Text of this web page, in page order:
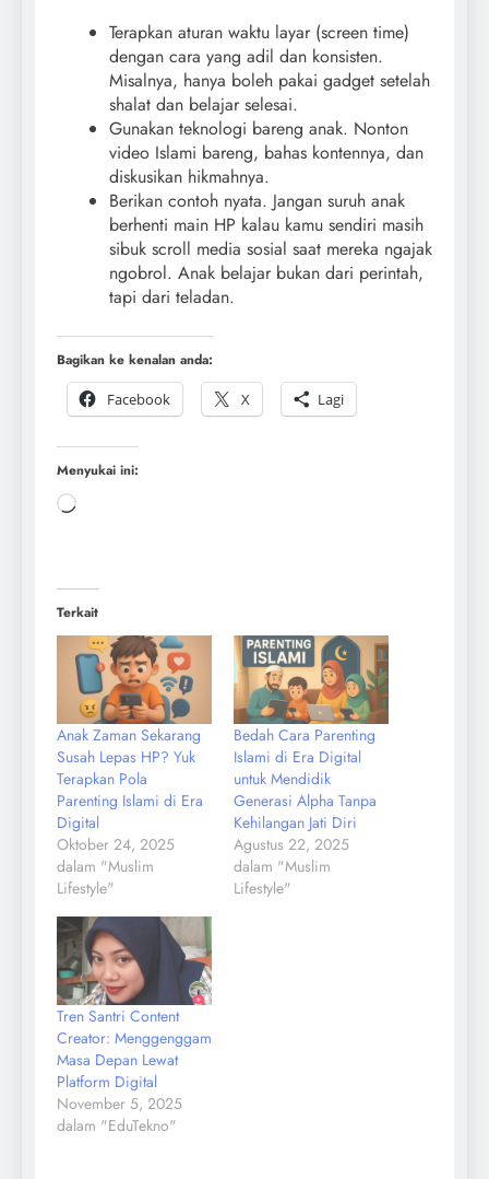
Terapkan aturan waktu layar (screen time)
dengan cara yang adil dan konsisten.
Misalnya, hanya boleh pakai gadget setelah
shalat dan belajar selesai.
Gunakan teknologi bareng anak. Nonton
video Islami bareng, bahas kontennya, dan
diskusikan hikmahnya.
Berikan contoh nyata. Jangan suruh anak
berhenti main HP kalau kamu sendiri masih
sibuk scroll media sosial saat mereka ngajak
ngobrol. Anak belajar bukan dari perintah,
tapi dari teladan.
Bagikan ke kenalan anda:
Facebook
X Lagi
Menyukai ini:
Terkait
Anak Zaman Sekarang
Susah Lepas HP? Yuk
Terapkan Pola
Parenting Islami di Era
Digital
Oktober 24, 2025
dalam "Muslim
Lifestyle"
Bedah Cara Parenting
Islami di Era Digital
untuk Mendidik
Generasi Alpha Tanpa
Kehilangan Jati Diri
Agustus 22, 2025
dalam "Muslim
Lifestyle"
Tren Santri Content
Creator: Menggenggam
Masa Depan Lewat
Platform Digital
November 5, 2025
dalam "EduTekno"